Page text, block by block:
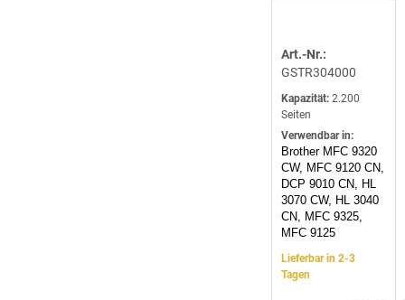
Art.-Nr.:
GSTR304000
Kapazität: 2.200
Seiten
Verwendbar in:
Brother MFC 9320
CW, MFC 9120 CN,
DCP 9010 CN, HL
3070 CW, HL 3040
CN, MFC 9325,
MFC 9125
Lieferbar in 2-3
Tagen